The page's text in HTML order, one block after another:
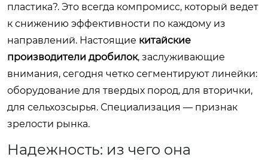
пластика?. Это всегда компромисс, который ведет
к снижению эффективности по каждому из
направлений. Настоящие китайские
производители дробилок, заслуживающие
внимания, сегодня четко сегментируют линейки:
оборудование для твердых пород, для вторички,
для сельхозсырья. Специализация — признак
зрелости рынка.
Надежность: из чего она